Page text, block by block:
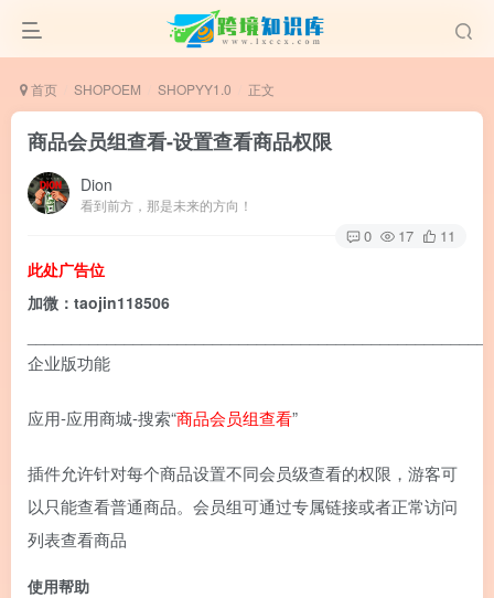
首页 SHOPOEM SHOPYY1.0 正文
商品会员组查看-设置查看商品权限
Dion
看到前方，那是未来的方向！
0 17 11
此处广告位
加微：taojin118506
企业版功能
应用-应用商城-搜索“商品会员组查看”
插件允许针对每个商品设置不同会员级查看的权限，游客可
以只能查看普通商品。会员组可通过专属链接或者正常访问
列表查看商品
使用帮助